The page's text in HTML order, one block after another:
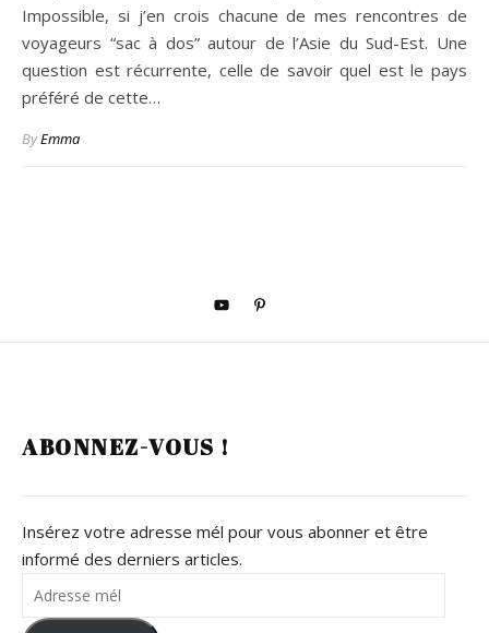
Impossible, si j’en crois chacune de mes rencontres de
voyageurs “sac à dos” autour de l’Asie du Sud-Est. Une
question est récurrente, celle de savoir quel est le pays
préféré de cette…
ByEmma
ABONNEZ-VOUS !
Insérez votre adresse mél pour vous abonner et être
informé des derniers articles.
Adresse mél